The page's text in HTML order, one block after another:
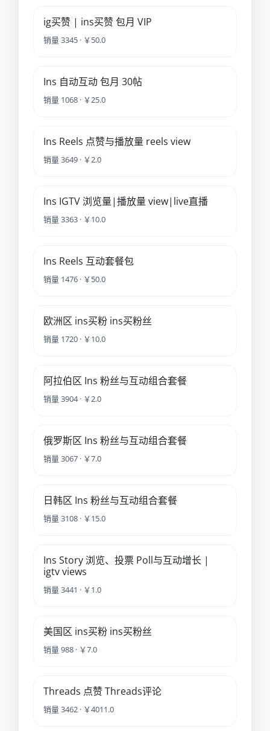
ig买赞 | ins买赞 包月 VIP
销量 3345 · ￥50.0
Ins 自动互动 包月 30帖
销量 1068 · ￥25.0
Ins Reels 点赞与播放量 reels view
销量 3649 · ￥2.0
Ins IGTV 浏览量|播放量 view|live直播
销量 3363 · ￥10.0
Ins Reels 互动套餐包
销量 1476 · ￥50.0
欧洲区 ins买粉 ins买粉丝
销量 1720 · ￥10.0
阿拉伯区 Ins 粉丝与互动组合套餐
销量 3904 · ￥2.0
俄罗斯区 Ins 粉丝与互动组合套餐
销量 3067 · ￥7.0
日韩区 Ins 粉丝与互动组合套餐
销量 3108 · ￥15.0
Ins Story 浏览、投票 Poll与互动增长 |
igtv views
销量 3441 · ￥1.0
美国区 ins买粉 ins买粉丝
销量 988 · ￥7.0
Threads 点赞 Threads评论
销量 3462 · ￥4011.0